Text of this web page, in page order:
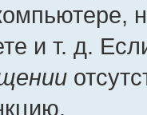
и т. д.